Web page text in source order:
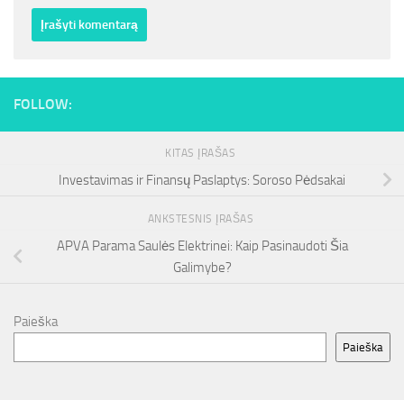
FOLLOW:
KITAS ĮRAŠAS
Investavimas ir Finansų Paslaptys: Soroso Pėdsakai
ANKSTESNIS ĮRAŠAS
APVA Parama Saulės Elektrinei: Kaip Pasinaudoti Šia
Galimybe?
Paieška
Paieška